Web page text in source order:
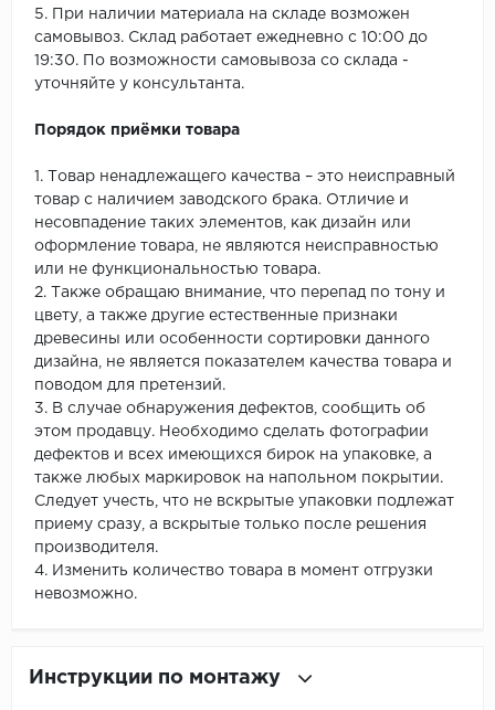
5. При наличии материала на складе возможен
самовывоз. Склад работает ежедневно с 10:00 до
19:30. По возможности самовывоза со склада -
уточняйте у консультанта.
Порядок приёмки товара
1. Товар ненадлежащего качества – это неисправный
товар с наличием заводского брака. Отличие и
несовпадение таких элементов, как дизайн или
оформление товара, не являются неисправностью
или не функциональностью товара.
2. Также обращаю внимание, что перепад по тону и
цвету, а также другие естественные признаки
древесины или особенности сортировки данного
дизайна, не является показателем качества товара и
поводом для претензий.
3. В случае обнаружения дефектов, сообщить об
этом продавцу. Необходимо сделать фотографии
дефектов и всех имеющихся бирок на упаковке, а
также любых маркировок на напольном покрытии.
Следует учесть, что не вскрытые упаковки подлежат
приему сразу, а вскрытые только после решения
производителя.
4. Изменить количество товара в момент отгрузки
невозможно.
Инструкции по монтажу